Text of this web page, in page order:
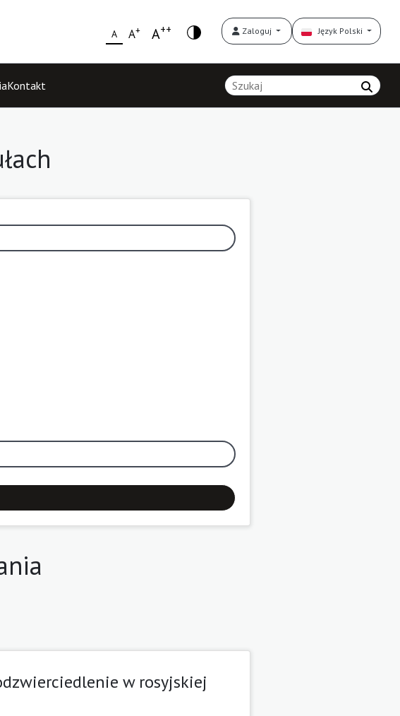
A A+ A++ Zaloguj Język Polski
Kontakt
w rosyjskiej